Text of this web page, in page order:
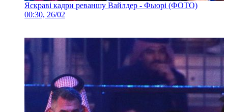
Яскраві кадри реваншу Вайлдер - Фьюрі (ФОТО)
00:30, 26/02